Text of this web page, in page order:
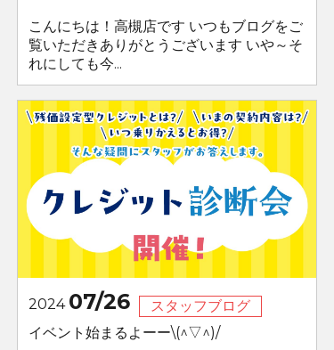
こんにちは！高槻店です いつもブログをご
覧いただきありがとうございます いや～そ
れにしても今...
2024 07/26
スタッフブログ
イベント始まるよーー\(^▽^)/